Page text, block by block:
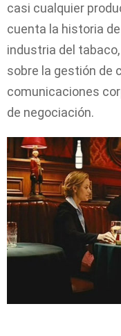
casi cualquier
cuenta la historia
industria del
sobre la gestión de
comunicaciones
de negociación.